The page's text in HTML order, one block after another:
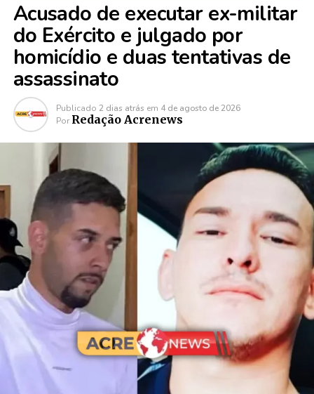
Acusado de executar ex-militar
do Exército e julgado por
homicídio e duas tentativas de
assassinato
Publicado 2 dias atrás em 4 de agosto de 2026
Por Redação Acrenews